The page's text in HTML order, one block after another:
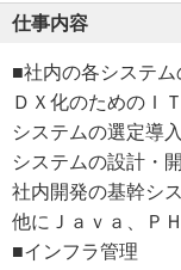
仕事内容
■社内の各システ
ＤＸ化のためのＩ
システムの選定導
システムの設計・
社内開発の基幹シ
他にＪａｖａ、Ｐ
■インフラ管理